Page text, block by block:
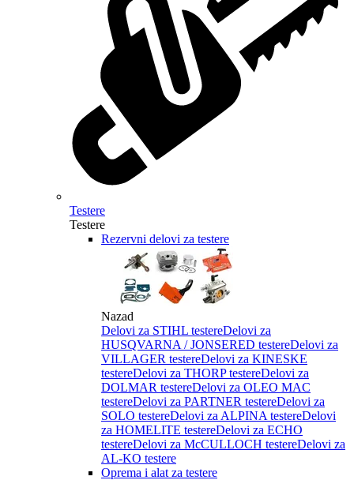
Testere
Testere
Rezervni delovi za testere
Nazad
Delovi za STIHL testereDelovi za
HUSQVARNA / JONSERED testereDelovi za
VILLAGER testereDelovi za KINESKE
testereDelovi za THORP testereDelovi za
DOLMAR testereDelovi za OLEO MAC
testereDelovi za PARTNER testereDelovi za
SOLO testereDelovi za ALPINA testereDelovi
za HOMELITE testereDelovi za ECHO
testereDelovi za McCULLOCH testereDelovi za
AL-KO testere
Oprema i alat za testere